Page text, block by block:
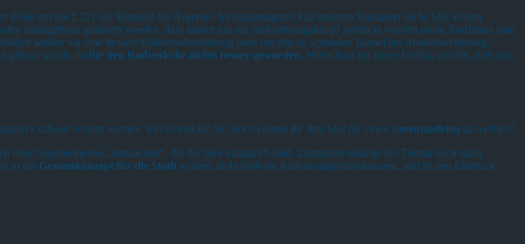
B56n mit der L271 vor Binsfeld ein Ärgernis. Im ungünstigsten Fall müssten Radfahrer sechs Mal an den
dahingehend geändert werden, dass immer nur ein Anforderungsknopf gedrückt werden muss. Radfahrer sind
wollen wir eine bessere Radverkehrsführung rund um den zu schmalen Tunnel am Arnoldsweilerweg,
gebaut wurde, ist für den Radverkehr nichts besser geworden. Wenn bald ein neuer Umbau ansteht, darf sich
schwer verletzt wurden. Ein Grund für Sie, noch einmal für Ihre Idee für einen Innenstadtring zu werben?
oder Gegebenheiten „auftauchen“, die der Idee zuträglich sind. Zumindest solange ein Thema noch nicht
a) ein Gesamtkonzept für die Stadt wollen; nicht bloß ein Radvorrangroutenkonzept, und b) den Eindruck